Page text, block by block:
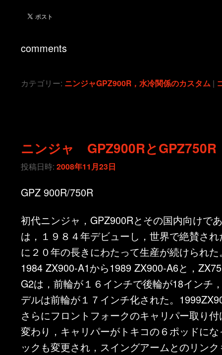
comments
カテゴリー: ニンジャGPZ900R，水冷関係のカスタム |
ニンジャ GPZ900RとGPZ750R
投稿日時:2008年11月23日
GPZ 900R/750R
初代ニンジャ，GPZ900Rとその国内向けで
は，１９８４年デビューし，世界で絶賛さ
に２０年の長きにわたって生産が続けられた
1984 ZX900-A1から1989 ZX900-A6と，
G2は，前輪が１６インチで後輪が18インチ
デルは前輪が１７インチ化された。
さらにフロントフォークのキャリパー取り
変わり，キャリパーがトキコの６ポッドに
ックも変更され，スイングアームとのリン